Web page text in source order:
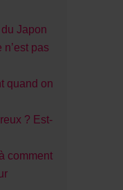
Japon
pas
quand on
? Est-
comment